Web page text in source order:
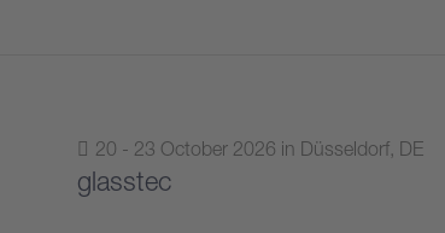
20 - 23 October 2026 in Düsseldorf, DE
glasstec